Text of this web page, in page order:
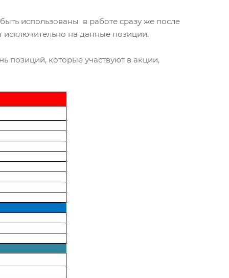
использованы в работе сразу же после
на данные позиции.
позиций, которые участвуют в акции,